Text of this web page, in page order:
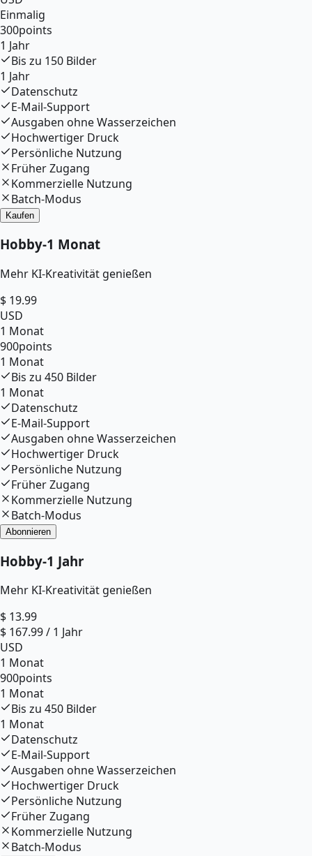
Einmalig
300points
1 Jahr
Bis zu 150 Bilder
1 Jahr
Datenschutz
E-Mail-Support
Ausgaben ohne Wasserzeichen
Hochwertiger Druck
Persönliche Nutzung
Früher Zugang
Kommerzielle Nutzung
Batch-Modus
Kaufen
Hobby-1 Monat
Mehr KI-Kreativität genießen
$ 19.99
USD
1 Monat
900points
1 Monat
Bis zu 450 Bilder
1 Monat
Datenschutz
E-Mail-Support
Ausgaben ohne Wasserzeichen
Hochwertiger Druck
Persönliche Nutzung
Früher Zugang
Kommerzielle Nutzung
Batch-Modus
Abonnieren
Hobby-1 Jahr
Mehr KI-Kreativität genießen
$ 13.99
$ 167.99/ 1 Jahr
USD
1 Monat
900points
1 Monat
Bis zu 450 Bilder
1 Monat
Datenschutz
E-Mail-Support
Ausgaben ohne Wasserzeichen
Hochwertiger Druck
Persönliche Nutzung
Früher Zugang
Kommerzielle Nutzung
Batch-Modus